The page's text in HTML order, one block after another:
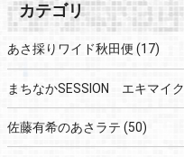
カテゴリ
あさ採りワイド秋田便 (17)
まちなかSESSION エキマイク
佐藤有希のあさラテ (50)